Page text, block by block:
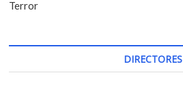
Terror
DIRECTORES